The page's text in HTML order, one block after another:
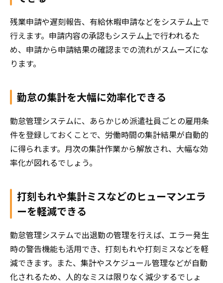
残業申請や遅刻報告、有給休暇申請などをシステム上で
行えます。申請内容の承認もシステム上で行われるた
め、申請から申請結果の確認までの流れがスムーズにな
ります。
勤怠の集計を大幅に効率化できる
勤怠管理システムに、あらかじめ派遣社員ごとの雇用条
件を登録しておくことで、労働時間の集計結果が自動的
に得られます。月次の集計作業から解放され、大幅な効
率化が図れるでしょう。
打刻もれや集計ミスなどのヒューマンエラ
ーを軽減できる
勤怠管理システムで出退勤の管理を行えば、エラー発生
時の警告機能も活用でき、打刻もれや打刻ミスなどを軽
減できます。また、集計やスケジュール管理などが自動
化されるため、人的なミスは限りなく減少するでしょ